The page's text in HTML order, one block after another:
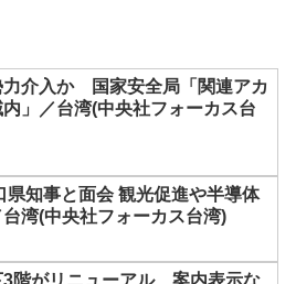
力介入か 国家安全局「関連アカ
」／台湾(中央社フォーカス台
県知事と面会 観光促進や半導体
湾(中央社フォーカス台湾)